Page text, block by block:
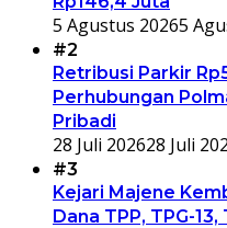
5 Agustus 20265
#2
Retribusi Parkir
Perhubungan
Pribadi
28 Juli 202628 Juli
#3
Kejari Majene
Dana TPP, TPG-